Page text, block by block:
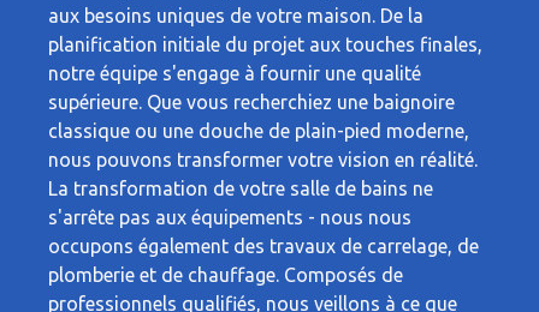
aux besoins uniques de votre maison. De la
planification initiale du projet aux touches finales,
notre équipe s'engage à fournir une qualité
supérieure. Que vous recherchiez une baignoire
classique ou une douche de plain-pied moderne,
nous pouvons transformer votre vision en réalité.
La transformation de votre salle de bains ne
s'arrête pas aux équipements - nous nous
occupons également des travaux de carrelage, de
plomberie et de chauffage. Composés de
professionnels qualifiés, nous veillons à ce que